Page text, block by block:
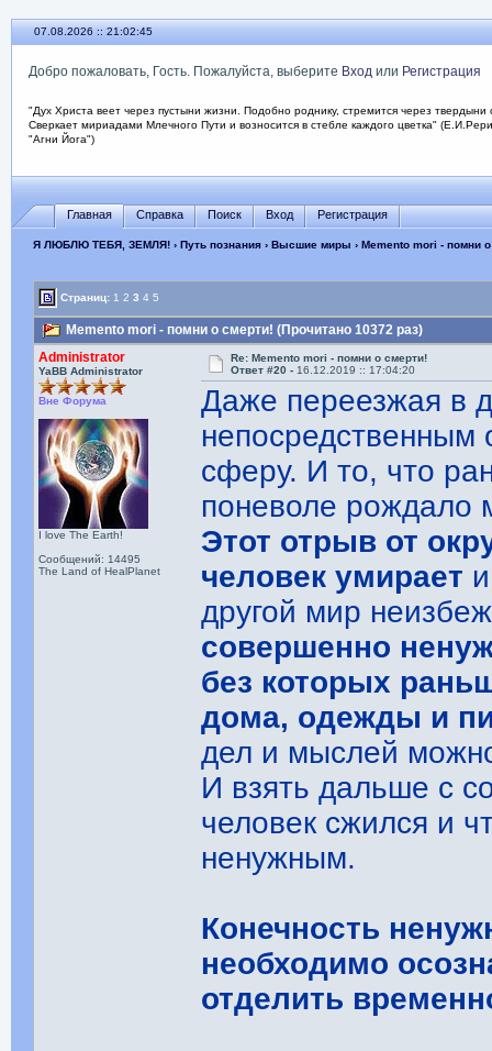
07.08.2026 :: 21:02:46
Добро пожаловать, Гость. Пожалуйста, выберите Входили Регистрация
"Дух Христа веет через пустыни жизни. Подобно роднику, стремится через твердыни
Сверкает мириадами Млечного Пути и возносится в стебле каждого цветка"
"Агни Йога")
Главная Справка Поиск Вход Регистрация
Я ЛЮБЛЮ ТЕБЯ, ЗЕМЛЯ!› Путь познания› Высшие миры › Memento mori - помни
Страниц: 1 2 3 4 5
Memento mori - помни о смерти! (Прочитано 10372 раз)
Administrator
YaBB Administrator
Вне Форума
I love The Earth!
Сообщений: 14495
The Land of HealPlanet
Re: Memento mori - помни о смерти!
Ответ #20 - 16.12.2019 :: 17:04:20
Даже переезжая в
непосредственным
сферу. И то, что
поневоле рождало
Этот отрыв от
человек умирает
другой мир
совершенно
без которых
дома, одежды и
дел и мыслей
И взять дальше с
человек сжился и
ненужным.
Конечность
необходимо
отделить